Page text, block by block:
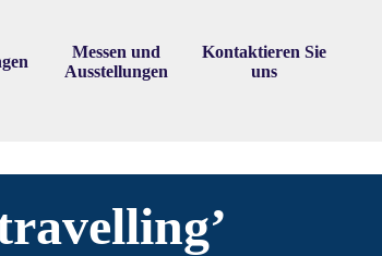
▼
Messen und
Ausstellungen
▼
Kontaktieren Sie
uns